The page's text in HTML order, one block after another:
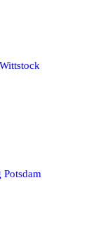
Potsdam